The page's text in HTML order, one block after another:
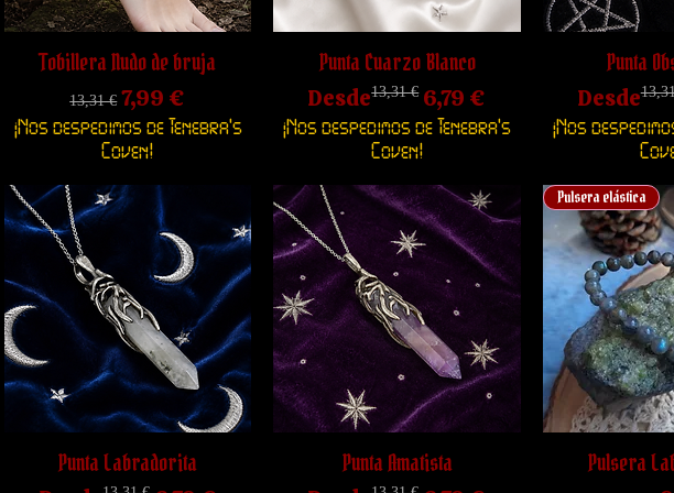
Tobillera Nudo de bruja
Precio
13,31 € Precio de oferta
7,99 €
¡Nos despedimos de Tenebra's
Coven!
Punta Cuarzo Blanco
Desde
Precio13,31 € 6,79 €
Precio de oferta
¡Nos despedimos de Tenebra's
Coven!
Punta
Desde
Precio
Precio
¡Nos
Punta Labradorita
Punta Amatista
Pulsera elástica
Pulsera